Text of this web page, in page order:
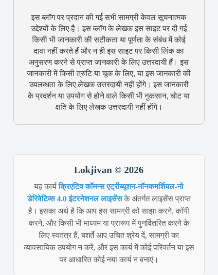
इस ब्लॉग पर प्रदान की गई सभी सामग्री केवल सूचनात्मक
उद्देश्यों के लिए है। इस ब्लॉग के लेखक इस साइट पर दी गई
किसी भी जानकारी की सटीकता या पूर्णता के संबंध में कोई
दावा नहीं करते हैं और न ही इस साइट पर किसी लिंक का
अनुसरण करने से प्राप्त जानकारी के लिए उत्तरदायी हैं। इस
जानकारी में किसी त्रुटि या चूक के लिए, या इस जानकारी की
उपलब्धता के लिए लेखक उत्तरदायी नहीं होंगे। इस जानकारी
के प्रदर्शन या उपयोग से होने वाले किसी भी नुकसान, चोट या
क्षति के लिए लेखक उत्तरदायी नहीं होंगे।
Lokjivan © 2026
यह कार्यक्रिएटिव कॉमन्स एट्रीब्यूशन-नॉनकमर्शियल-नो
डेरिवेटिव्स 4.0 इंटरनेशनल लाइसेंसके अंतर्गत लाइसेंस प्राप्त
है। इसका अर्थ है कि आप इस सामग्री को साझा करने, कॉपी
करने, और किसी भी माध्यम या प्रारूप में पुनर्वितरित करने के
लिए स्वतंत्र हैं, बशर्ते आप उचित श्रेय दें, सामग्री का
व्यावसायिक उपयोग न करें, और इस कार्य में कोई परिवर्तन या इस
पर आधारित कोई नया कार्य न बनाएं।